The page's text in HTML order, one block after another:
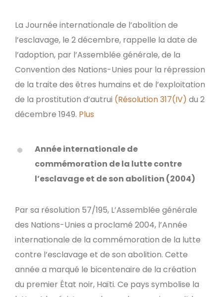
La Journée internationale de l’abolition de
l’esclavage, le 2 décembre, rappelle la date de
l’adoption, par l’Assemblée générale, de la
Convention des Nations-Unies pour la répression
de la traite des êtres humains et de l’exploitation
de la prostitution d’autrui (Résolution 317(IV) du 2
décembre 1949. Plus
Année internationale de
commémoration de la lutte contre
l’esclavage et de son abolition (2004)
Par sa résolution 57/195, L’Assemblée générale
des Nations-Unies a proclamé 2004, l’Année
internationale de la commémoration de la lutte
contre l’esclavage et de son abolition. Cette
année a marqué le bicentenaire de la création
du premier État noir, Haïti. Ce pays symbolise la